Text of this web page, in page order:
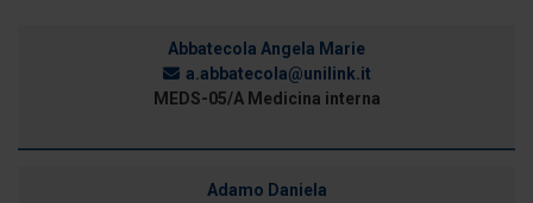
Abbatecola Angela Marie
a.abbatecola@unilink.it
MEDS-05/A Medicina interna
Adamo Daniela